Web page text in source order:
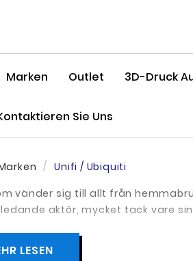
Marken Outlet 3D-Druck
Sie Uns
Unifi / Ubiquiti
vänder sig till allt från
aktör, mycket tack vare
bland annat:
LESEN